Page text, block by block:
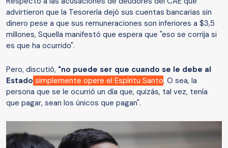
advirtieron que la Tesorería dejó sus cuentas bancarias sin
dinero pese a que sus remuneraciones son inferiores a $3,5
millones, Squella manifestó que espera que "eso se corrija si
es que ha ocurrido".
Pero, discutió, "no puede ser que cuando se le debe al
Estado simplemente opere el Espíritu Santo. O sea, la
persona que se le ocurrió un día que, quizás, tal vez, tenía
que pagar, sean los únicos que pagan".